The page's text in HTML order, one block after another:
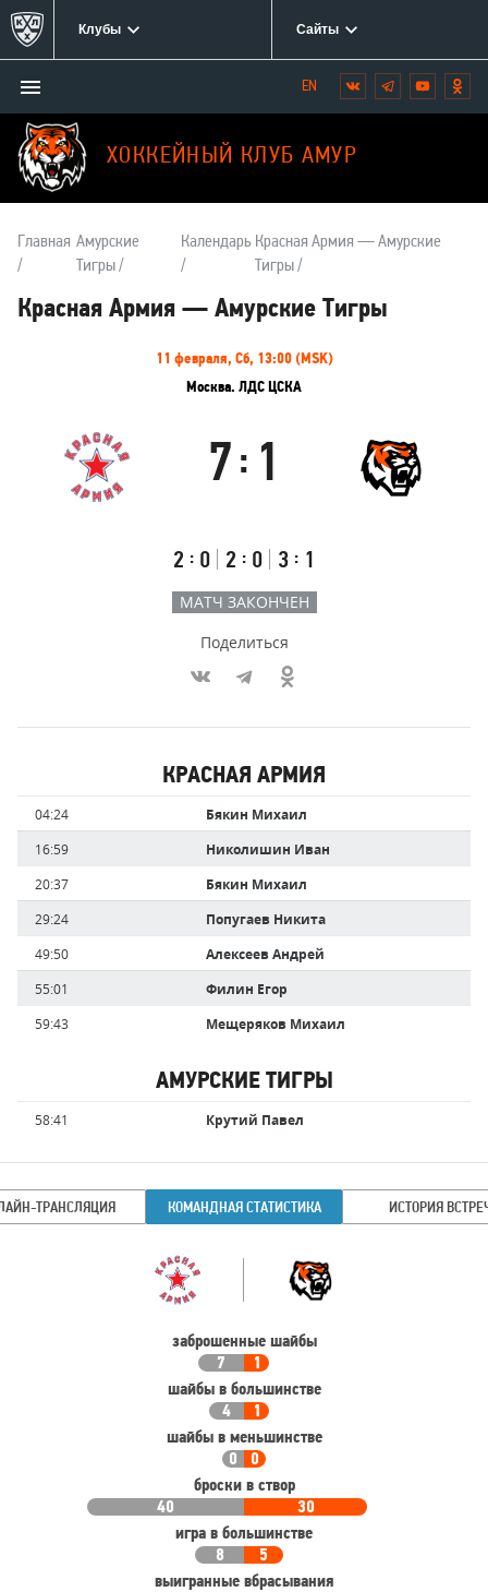
Клубы Сайты
ХОККЕЙНЫЙ КЛУБ АМУР
Открыть/
закрыть
меню
Мы
в
социальных
сетях:
Вконтакте
Telegram
YouTube
Главная Амурские
Тигры
Календарь Красная Армия — Амурские
Тигры
Красная Армия — Амурские Тигры
11 февраля, Сб, 13:00 (MSK)
Москва. ЛДС ЦСКА
Результаты
Красная
Армия
Итоговый
7 : 1
Первый
тайм
2 : 0
Второй
тайм
2 : 0
Третий
тайм
3 : 1
Амурские
Тигры
МАТЧ ЗАКОНЧЕН
Поделиться
забившие
голы
КРАСНАЯ АРМИЯ
Время Имя
игрока
04:24
Бякин Михаил
16:59
Николишин Иван
20:37
Бякин Михаил
29:24
Попугаев Никита
49:50
Алексеев Андрей
55:01
Филин Егор
59:43
Мещеряков Михаил
АМУРСКИЕ ТИГРЫ
Время Имя
игрока
58:41 Крутий Павел
ТРАНСЛЯЦИЯ КОМАНДНАЯ СТАТИСТИКА ИСТОРИЯ
Команда
заброшенные шайбы
7
1
шайбы в большинстве
4
1
шайбы в меньшинстве
0
0
броски в створ
40
30
игра в большинстве
8
5
выигранные вбрасывания